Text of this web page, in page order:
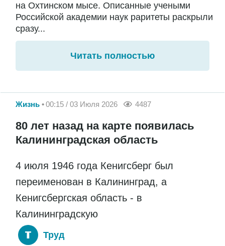
на Охтинском мысе. Описанные учеными
Российской академии наук раритеты раскрыли
сразу...
Читать полностью
Жизнь 00:15 / 03 Июля 2026 4487
80 лет назад на карте появилась
Калининградская область
4 июля 1946 года Кенигсберг был
переименован в Калининград, а
Кенигсбергская область - в
Калининградскую
Труд